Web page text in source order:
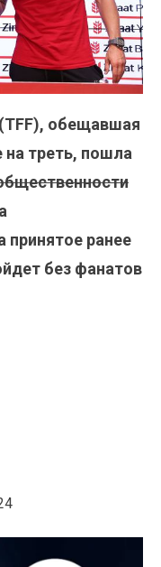
обещавшая
на треть, пошла
принятое ранее
без фанатов